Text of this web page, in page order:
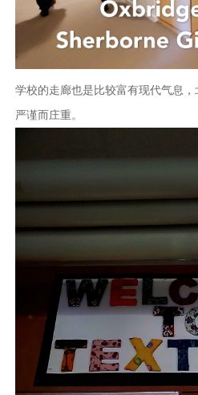
学校的走廊也是比较富有现代气息
严谨而庄重。